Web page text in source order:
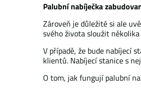
Palubní nabíječka
Zároveň je důležité si ale
svého života sloužit
V případě, že bude nabíjecí
klientů. Nabíjecí stanice s
O tom, jak fungují palubní